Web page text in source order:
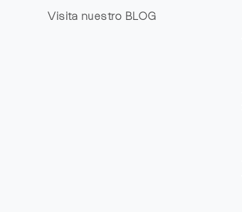
Visita nuestro BLOG